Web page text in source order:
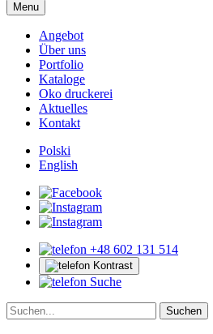
Menu
Angebot
Über uns
Portfolio
Kataloge
Oko druckerei
Aktuelles
Kontakt
Polski
English
+48 602 131 514
Kontrast
Suche